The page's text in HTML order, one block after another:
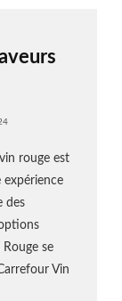
rouge est
expérience
des
se
Vin